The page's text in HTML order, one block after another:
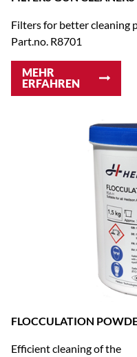
Filters for better cleaning
Part.no. R8701
MEHR
ERFAHREN
FLOCCULATION
Efficient cleaning of the